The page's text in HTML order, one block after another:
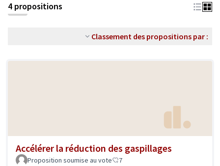
4 propositions
Classement des propositions par :
Accélérer la réduction des gaspillages
Proposition soumise au vote 7